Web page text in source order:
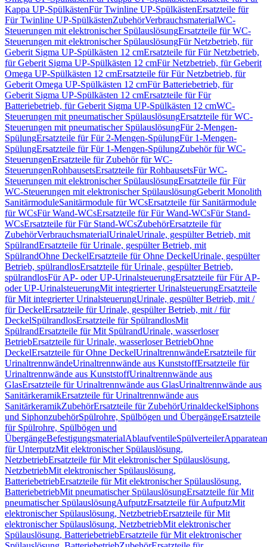
Kappa UP-SpülkästenFür Twinline UP-SpülkästenErsatzteile für
Für Twinline UP-SpülkästenZubehörVerbrauchsmaterialWC-
Steuerungen mit elektronischer SpülauslösungErsatzteile für WC-
Steuerungen mit elektronischer SpülauslösungFür Netzbetrieb, für
Geberit Sigma UP-Spülkästen 12 cmErsatzteile für Für Netzbetrieb,
für Geberit Sigma UP-Spülkästen 12 cmFür Netzbetrieb, für Geberit
Omega UP-Spülkästen 12 cmErsatzteile für Für Netzbetrieb, für
Geberit Omega UP-Spülkästen 12 cmFür Batteriebetrieb, für
Geberit Sigma UP-Spülkästen 12 cmErsatzteile für Für
Batteriebetrieb, für Geberit Sigma UP-Spülkästen 12 cmWC-
Steuerungen mit pneumatischer SpülauslösungErsatzteile für WC-
Steuerungen mit pneumatischer SpülauslösungFür 2-Mengen-
SpülungErsatzteile für Für 2-Mengen-SpülungFür 1-Mengen-
SpülungErsatzteile für Für 1-Mengen-SpülungZubehör für WC-
SteuerungenErsatzteile für Zubehör für WC-
SteuerungenRohbausetsErsatzteile für RohbausetsFür WC-
Steuerungen mit elektronischer SpülauslösungErsatzteile für Für
WC-Steuerungen mit elektronischer SpülauslösungGeberit Monolith
SanitärmoduleSanitärmodule für WCsErsatzteile für Sanitärmodule
für WCsFür Wand-WCsErsatzteile für Für Wand-WCsFür Stand-
WCsErsatzteile für Für Stand-WCsZubehörErsatzteile für
ZubehörVerbrauchsmaterialUrinaleUrinale, gespülter Betrieb, mit
SpülrandErsatzteile für Urinale, gespülter Betrieb, mit
SpülrandOhne DeckelErsatzteile für Ohne DeckelUrinale, gespülter
Betrieb, spülrandlosErsatzteile für Urinale, gespülter Betrieb,
spülrandlosFür AP- oder UP-UrinalsteuerungErsatzteile für Für AP-
oder UP-UrinalsteuerungMit integrierter UrinalsteuerungErsatzteile
für Mit integrierter UrinalsteuerungUrinale, gespülter Betrieb, mit /
für DeckelErsatzteile für Urinale, gespülter Betrieb, mit / für
DeckelSpülrandlosErsatzteile für SpülrandlosMit
SpülrandErsatzteile für Mit SpülrandUrinale, wasserloser
BetriebErsatzteile für Urinale, wasserloser BetriebOhne
DeckelErsatzteile für Ohne DeckelUrinaltrennwändeErsatzteile für
UrinaltrennwändeUrinaltrennwände aus KunststoffErsatzteile für
Urinaltrennwände aus KunststoffUrinaltrennwände aus
GlasErsatzteile für Urinaltrennwände aus GlasUrinaltrennwände aus
SanitärkeramikErsatzteile für Urinaltrennwände aus
SanitärkeramikZubehörErsatzteile für ZubehörUrinaldeckelSiphons
und SiphonzubehörSpülrohre, Spülbögen und ÜbergängeErsatzteile
für Spülrohre, Spülbögen und
ÜbergängeBefestigungsmaterialAblaufventileSpülverteiler
für UnterputzMit elektronischer Spülauslösung,
NetzbetriebErsatzteile für Mit elektronischer Spülauslösung,
NetzbetriebMit elektronischer Spülauslösung,
BatteriebetriebErsatzteile für Mit elektronischer Spülauslösung,
BatteriebetriebMit pneumatischer SpülauslösungErsatzteile für Mit
pneumatischer SpülauslösungAufputzErsatzteile für AufputzMit
elektronischer Spülauslösung, NetzbetriebErsatzteile für Mit
elektronischer Spülauslösung, NetzbetriebMit elektronischer
Spülauslösung, BatteriebetriebErsatzteile für Mit elektronischer